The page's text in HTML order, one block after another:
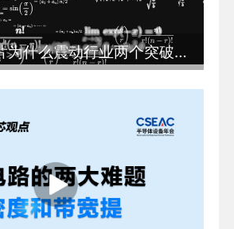
谷歌量子芯片为什么震动行业两个突破看懂量子计算未来